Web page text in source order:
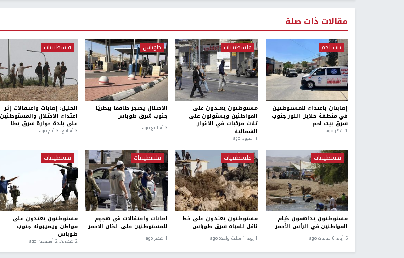
مقالات ذات صلة
بيت لحم
إصابتان باعتداء للمستوطنين
في منطقة خلايل اللوز جنوب
شرق بيت لحم
1 شهر ago
فلسطينيات
مستوطنون يعتدون على
المواطنين ويستولون على
ثلاث مركبات في الأغوار
الشمالية
1 اسبوع. ago
طوباس
الاحتلال يحتجز طاقمًا بيطريًا
جنوب شرق طوباس
3 أسابيع ago
فلسطينيات
الخليل: إصابات واعتقالات إثر
اعتداء الاحتلال والمستوطنين
على بلدة حوارة شرق يطا
3 أسابيع، 3 أيام ago
فلسطينيات
مستوطنون يداهمون خيام
المواطنين في الرأس الأحمر
5 أيام، 6 ساعات ago
فلسطينيات
مستوطنون يعتدون على خط
ناقل للمياه شرق طوباس
1 يوم، 1 ساعة واحدة ago
فلسطينيات
اصابات واعتقالات في هجوم
للمستوطنين على الخان الاحمر
1 شهر ago
فلسطينيات
مستوطنون يعتدون على
مواطن ويصيبونه جنوب
طوباس
2 شهرين، 2 أسبوعين ago